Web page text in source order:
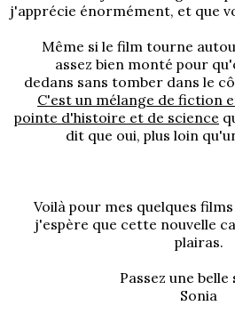
j'apprécie énormément, et que
Même si le film tourne
assez bien monté pour
dedans sans tomber dans le
C'est un mélange de fiction
pointe d'histoire et de science
dit que oui, plus loin
Voilà pour mes quelques
j'espère que cette nouvelle
plairas.
Passez une belle
Sonia